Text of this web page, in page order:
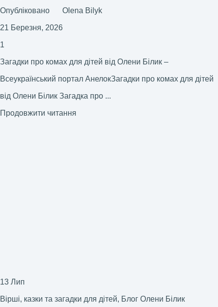
Опубліковано Olena Bilyk
21 Березня, 2026
1
Загадки про комах для дітей від Олени Білик –
Всеукраїнський портал АнелокЗагадки про комах для дітей
від Олени Білик Загадка про ...
Продовжити читання
13 Лип
Вірші, казки та загадки для дітей, Блог Олени Білик